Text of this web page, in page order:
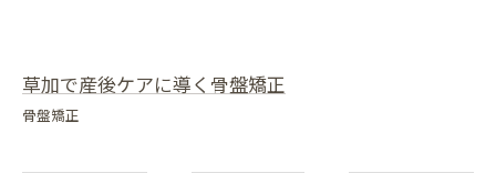
草加で産後ケアに導く骨盤矯正
骨盤矯正